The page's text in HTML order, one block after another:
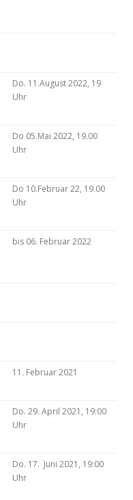
Do. 11.August 2022, 19
Uhr
Do 05.Mai 2022, 19.00
Uhr
Do 10.Februar 22, 19.00
Uhr
bis 06. Februar 2022
11. Februar 2021
Do. 29. April 2021, 19:00
Uhr
Do. 17. Juni 2021, 19:00
Uhr